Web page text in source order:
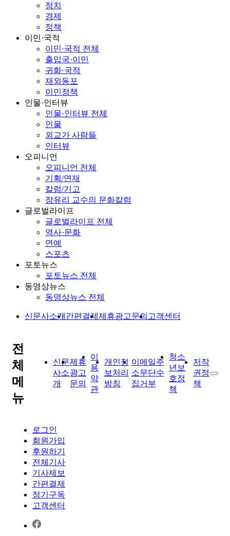
정치
경제
정책
이민·국적
이민·국적 전체
출입국·이민
귀화·국적
재외동포
이민정책
인물·인터뷰
인물·인터뷰 전체
인물
외교가 사람들
인터뷰
오피니언
오피니언 전체
기획/연재
칼럼/기고
장유리 교수의 문화칼럼
글로벌라이프
글로벌라이프 전체
역사·문화
연예
스포츠
포토뉴스
포토뉴스 전체
동영상뉴스
동영상뉴스 전체
신문사소개 간편결제 제휴광고문의 고객센터
전
체
메
뉴
신문
사소
개
제휴
광고
문의
이
용
약
관
개인정
보처리
방침
이메일주
소무단수
집거부
청소
년보
호정
책
저작
권정
책
로그인
회원가입
후원하기
전체기사
기사제보
간편결제
정기구독
고객센터